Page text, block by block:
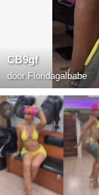
CB9gf
door Floridagalbabe